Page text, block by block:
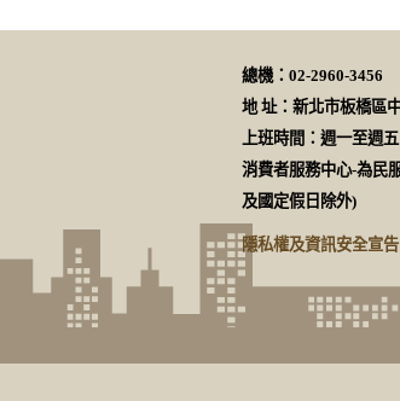
總機：02-2960-3456
地 址：新北市板橋區
上班時間：週一至週
消費者服務中心-為民
及國定假日除外)
隱私權及資訊安全宣告